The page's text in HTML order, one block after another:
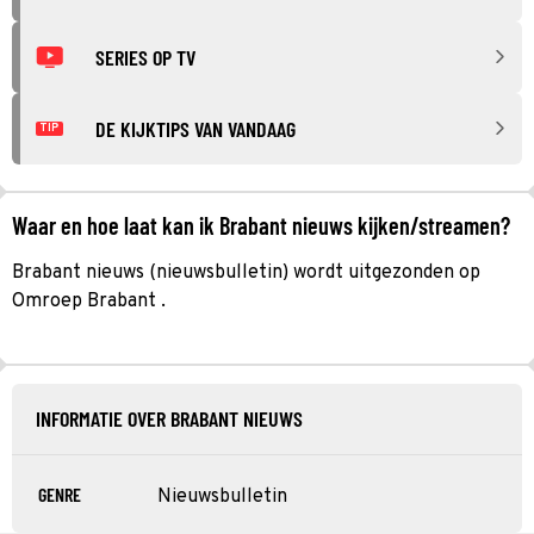
SERIES OP TV
TIP DE KIJKTIPS VAN VANDAAG
Waar en hoe laat kan ik Brabant nieuws kijken/streamen?
Brabant nieuws (nieuwsbulletin) wordt uitgezonden op
Omroep Brabant .
INFORMATIE OVER BRABANT NIEUWS
GENRE Nieuwsbulletin